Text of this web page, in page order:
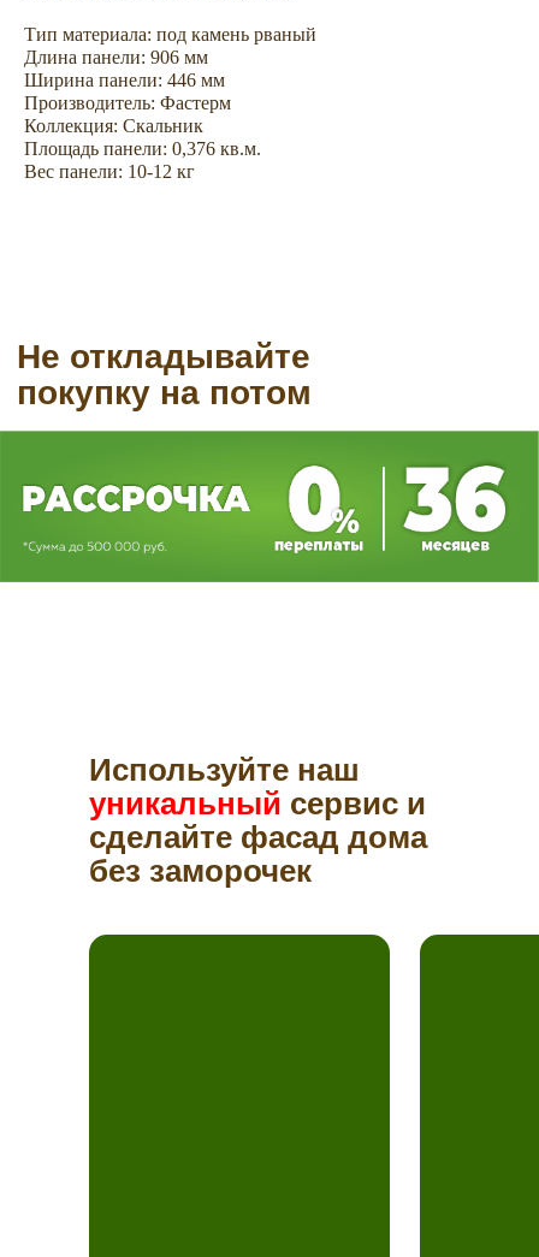
Тип материала: под камень рваный
Длина панели: 906 мм
Ширина панели: 446 мм
Производитель: Фастерм
Коллекция: Скальник
Площадь панели: 0,376 кв.м.
Вес панели: 10-12 кг
Используйте наш
уникальный сервис и
сделайте фасад дома
без заморочек